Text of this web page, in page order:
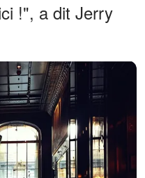
!", a dit Jerry